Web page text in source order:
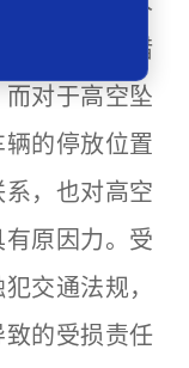
发生有过错
对于高空坠
的停放位置
，也对高空
原因力。受
交通法规，
的受损责任